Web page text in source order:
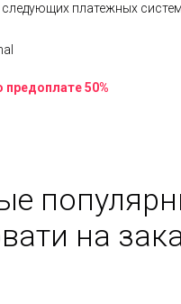
следующих платежных
50%
на